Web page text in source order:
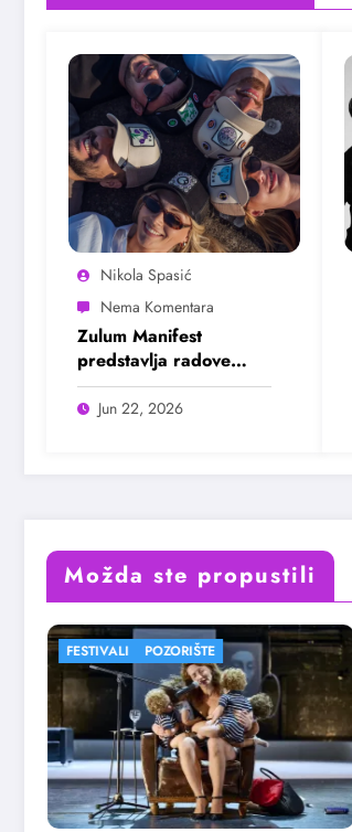
Nikola Spasić
Zulum Manifest
predstavlja radove
deset finalista u
Madlenianumu
Jun 22, 2026
Možda ste propustili
FESTIVALI